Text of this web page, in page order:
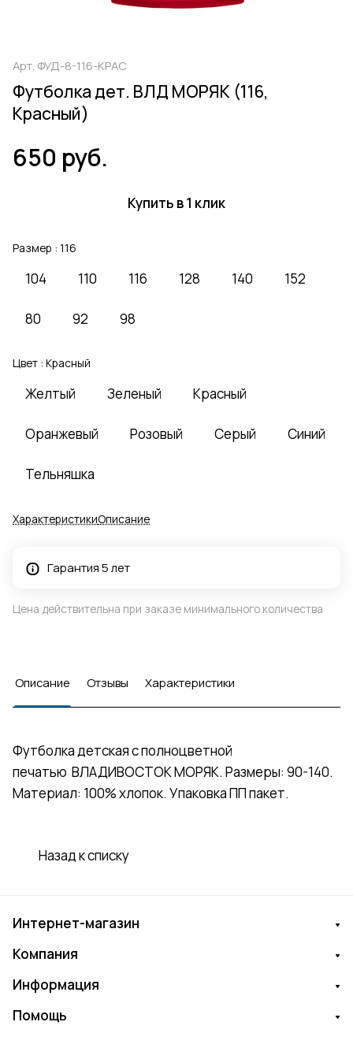
Арт. ФУД-8-116-КРАС
Футболка дет. ВЛД МОРЯК (116,
Красный)
650 руб.
Купить в 1 клик
Размер : 116
104 110 116 128 140 152
80 92 98
Цвет : Красный
Желтый Зеленый Красный
Оранжевый Розовый Серый Синий
Тельняшка
ХарактеристикиОписание
Гарантия 5 лет
Цена действительна при заказе минимального количества
Описание Отзывы Характеристики
Футболка детская с полноцветной
печатью ВЛАДИВОСТОК МОРЯК. Размеры: 90-140.
Материал: 100% хлопок. Упаковка ПП пакет.
Назад к списку
Интернет-магазин
Компания
Информация
Помощь